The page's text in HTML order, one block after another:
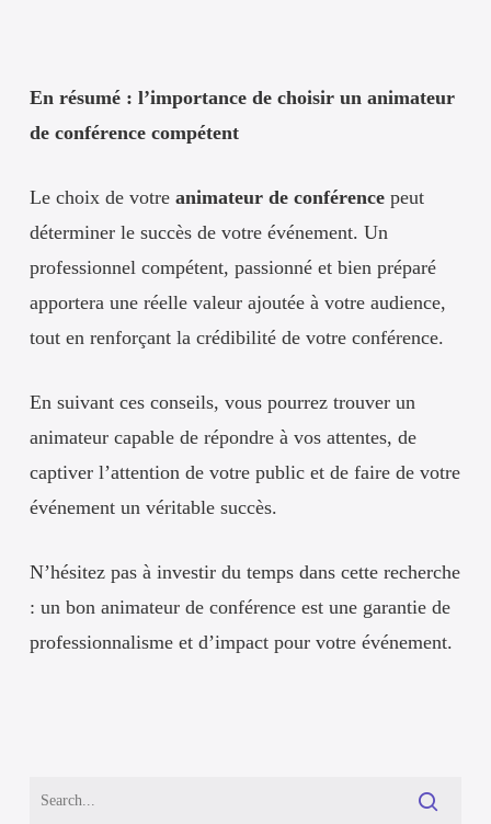
En résumé : l’importance de choisir un animateur
de conférence compétent
Le choix de votre animateur de conférencepeut
déterminer le succès de votre événement. Un
professionnel compétent, passionné et bien préparé
apportera une réelle valeur ajoutée à votre audience,
tout en renforçant la crédibilité de votre conférence.
En suivant ces conseils, vous pourrez trouver un
animateur capable de répondre à vos attentes, de
captiver l’attention de votre public et de faire de votre
événement un véritable succès.
N’hésitez pas à investir du temps dans cette recherche
: un bon animateur de conférence est une garantie de
professionnalisme et d’impact pour votre événement.